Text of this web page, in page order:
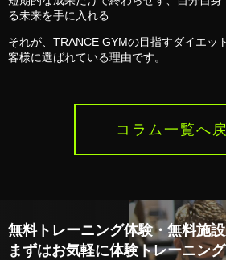
る未来を手に入れる
それが、TRANCE GYMの目指すダイエッ
客様に選ばれている理由です。
コラム一覧へ
無料トレーニング体験・無料施
まずはお気軽に体験トレーニン